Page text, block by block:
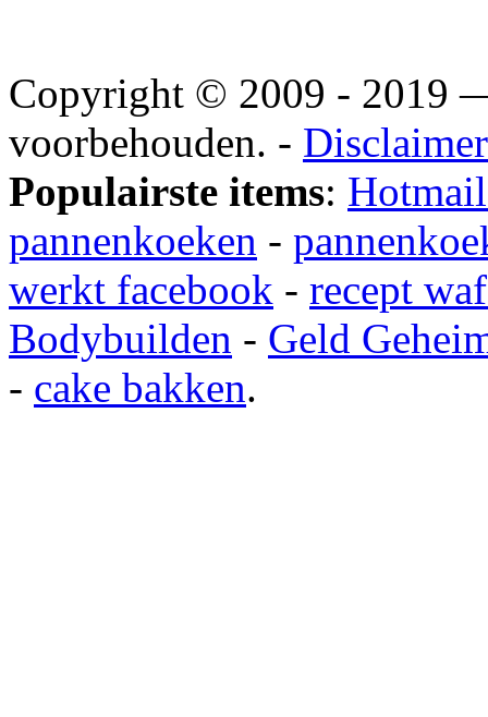
Copyright © 2009 - 2019
voorbehouden. - Disclaimer
Populairste items:
pannenkoeken -
werkt facebook - recept
Bodybuilden - Geld
- cake bakken.